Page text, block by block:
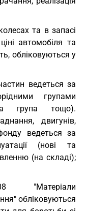
та в запасі
автомобіля та
обліковуються у
ведеться за
групами
група тощо).
двигунів,
ведеться за
(нові та
(на складі);
"Матеріали
обліковуються